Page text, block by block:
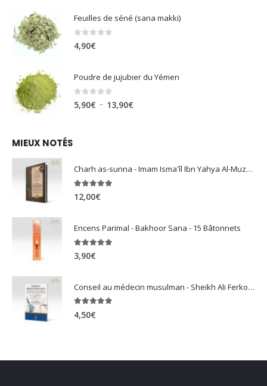
Feuilles de séné (sana makki)
0 sur 5
4,90€
Poudre de jujubier du Yémen
5,90€ – 13,90€
13,90€
MIEUX NOTÉS
Charh as-sunna - Imam Isma'îl Ibn Yahya Al-Muzanî
12,00€
Encens Parimal - Bakhoor Sana - 15 Bâtonnets
3,90€
Conseil au médecin musulman - Sheikh Ali Ferkous
4,50€